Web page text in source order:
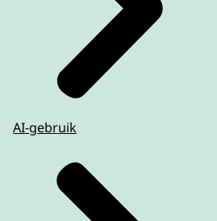
AI-gebruik